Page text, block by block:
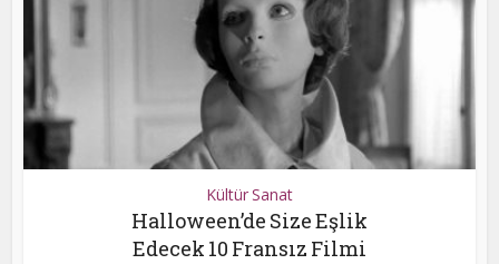
Kültür Sanat
Halloween’de Size Eşlik
Edecek 10 Fransız Filmi